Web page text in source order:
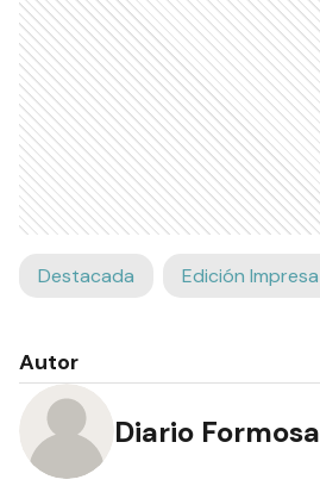
Destacada Edición Impresa
Autor
Diario Formosa